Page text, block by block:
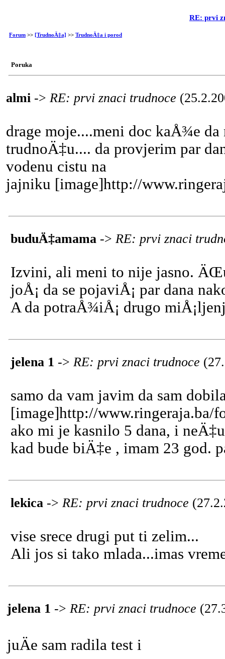
RE: prvi
Forum >> [TrudnoÄ‡a] >> TrudnoÄ‡a i porod
Poruka
almi-> RE: prvi znaci trudnoce
drage moje....meni doc kaÅ¾e
trudnoÄ‡u.... da provjerim par
vodenu cistu na
jajniku [image]http://
buduÄ‡amama -> RE: prvi znaci
Izvini, ali meni to nije jasno.
joÅ¡ da se pojaviÅ¡ par dana
A da potraÅ¾iÅ¡ drugo
jelena 1 -> RE: prvi znaci trudnoce
samo da vam javim da sam
[image]http://
ako mi je kasnilo 5 dana, i
kad bude biÄ‡e , imam 23 god.
lekica -> RE: prvi znaci trudnoce
vise srece drugi put ti zelim...
Ali jos si tako mlada...imas
jelena 1 -> RE: prvi znaci trudnoce
juÄe sam radila test i